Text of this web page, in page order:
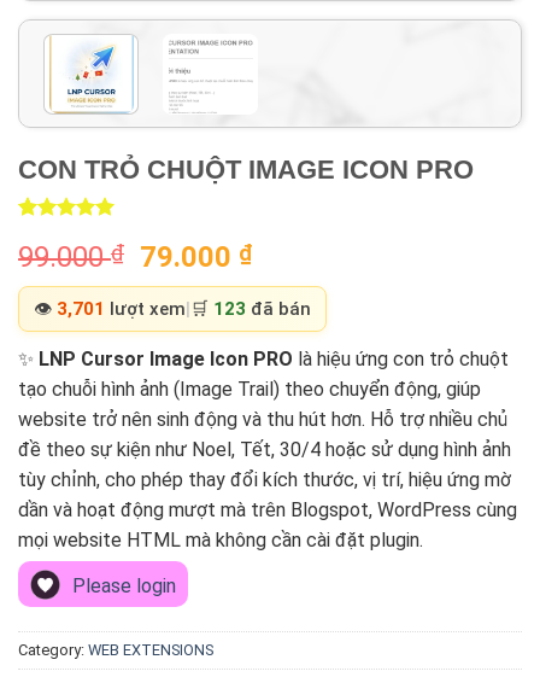
CON TRỎ CHUỘT IMAGE ICON PRO
out of 5
customer
ratings
99.000₫
Original
price
was:
99.000 ₫.
79.000 ₫Current
price
is:
79.000 ₫.
👁️ 3,701 lượt xem|🛒 123 đã bán
✨ LNP Cursor Image Icon PRO là hiệu ứng con trỏ chuột
tạo chuỗi hình ảnh (Image Trail) theo chuyển động, giúp
website trở nên sinh động và thu hút hơn. Hỗ trợ nhiều chủ
đề theo sự kiện như Noel, Tết, 30/4 hoặc sử dụng hình ảnh
tùy chỉnh, cho phép thay đổi kích thước, vị trí, hiệu ứng mờ
dần và hoạt động mượt mà trên Blogspot, WordPress cùng
mọi website HTML mà không cần cài đặt plugin.
Please login
Category: WEB EXTENSIONS